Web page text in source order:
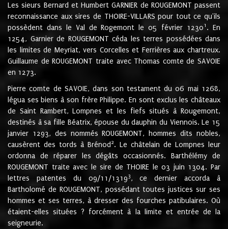
Les sieurs Bernard et Humbert GARNIER de ROUGEMONT passent
reconnaissance aux sires de THOIRE-VILLARS pour tout ce qu'ils
possèdent dans le Val de Rogemont le 05 février 12301 . En
1254, Garnier de ROUGEMONT céda les terres possédées dans
les limites de Meyriat, vers Corcelles et Ferrières aux chartreux.
Guillaume de ROUGEMONT traite avec Thomas comte de SAVOIE
en 1273.
Pierre comte de SAVOIE, dans son testament du 06 mai 1268,
légua ses biens à son frère Philippe. En sont exclus les châteaux
de Saint Rambert, Lompnes et les fiefs situés à Rougemont,
destinés à sa fille Béatrix, épouse du dauphin du Viennois. Le 15
janvier 1293, des nommés ROUGEMONT, hommes dits nobles,
causèrent des tords à Brénod 2. Le châtelain de Lompnes leur
ordonna de réparer les dégâts occasionnés. Barthélémy de
ROUGEMONT traite avec le sire de THOIRE le 03 juin 1304. Par
lettres patentes du 09/11/13193, ce dernier accorda à
Bartholomé de ROUGEMONT, possédant toutes justices sur ses
hommes et ses terres, à dresser des fourches patibulaires. Où
étaient-elles situées ? forcément à la limite et entrée de la
seigneurie.